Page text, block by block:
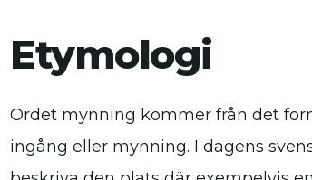
Etymologi
Ordet mynning kommer från det
ingång eller mynning. I dagens